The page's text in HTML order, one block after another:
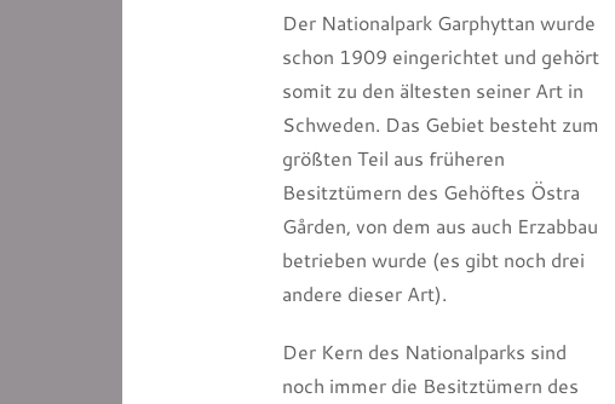
Der Nationalpark Garphyttan wurde
schon 1909 eingerichtet und gehört
somit zu den ältesten seiner Art in
Schweden. Das Gebiet besteht zum
größten Teil aus früheren
Besitztümern des Gehöftes Östra
Gården, von dem aus auch Erzabbau
betrieben wurde (es gibt noch drei
andere dieser Art).
Der Kern des Nationalparks sind
noch immer die Besitztümern des